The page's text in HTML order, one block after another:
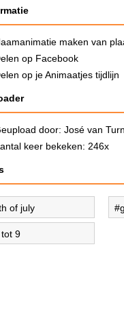
maken van
op Facebook
op je Animaatjes tijdlijn
door: José van
keer bekeken: 246x
of july
9